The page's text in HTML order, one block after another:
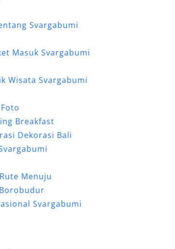
Svargabumi
Masuk Svargabumi
Wisata Svargabumi
Breakfast
Dekorasi Bali
Menuju
Svargabumi